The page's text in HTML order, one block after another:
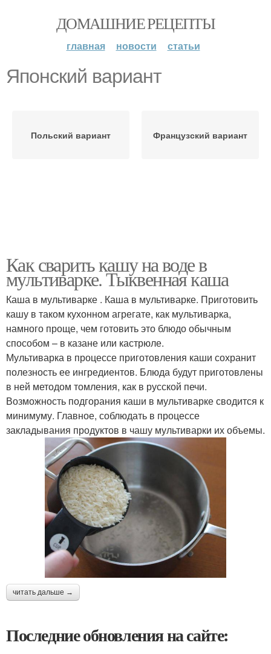
ДОМАШНИЕ РЕЦЕПТЫ
главная новости статьи
Японский вариант
Польский вариант Французский вариант
Как сварить кашу на воде в
мультиварке. Тыквенная каша
Каша в мультиварке . Каша в мультиварке. Приготовить
кашу в таком кухонном агрегате, как мультиварка,
намного проще, чем готовить это блюдо обычным
способом – в казане или кастрюле.
Мультиварка в процессе приготовления каши сохранит
полезность ее ингредиентов. Блюда будут приготовлены
в ней методом томления, как в русской печи.
Возможность подгорания каши в мультиварке сводится к
минимуму. Главное, соблюдать в процессе
закладывания продуктов в чашу мультиварки их объемы.
читать дальше →
Последние обновления на сайте: